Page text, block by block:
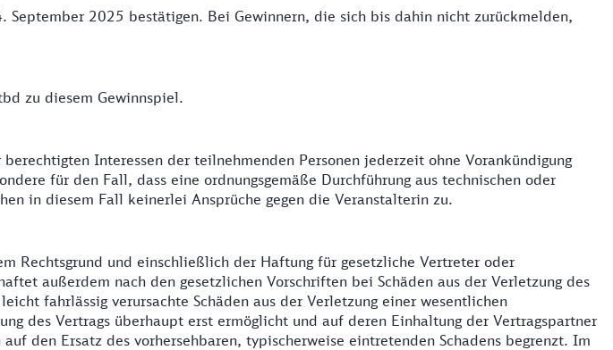
September 2025 bestätigen. Bei Gewinnern, die sich bis dahin nicht zurückmelden,
zu diesem Gewinnspiel.
Interessen der teilnehmenden Personen jederzeit ohne Vorankündigung
für den Fall, dass eine ordnungsgemäße Durchführung aus technischen oder
in diesem Fall keinerlei Ansprüche gegen die Veranstalterin zu.
Rechtsgrund und einschließlich der Haftung für gesetzliche Vertreter oder
außerdem nach den gesetzlichen Vorschriften bei Schäden aus der Verletzung des
fahrlässig verursachte Schäden aus der Verletzung einer wesentlichen
des Vertrags überhaupt erst ermöglicht und auf deren Einhaltung der Vertragspartner
den Ersatz des vorhersehbaren, typischerweise eintretenden Schadens begrenzt. Im